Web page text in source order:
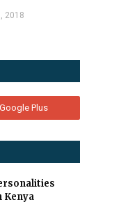
2018
Kenya